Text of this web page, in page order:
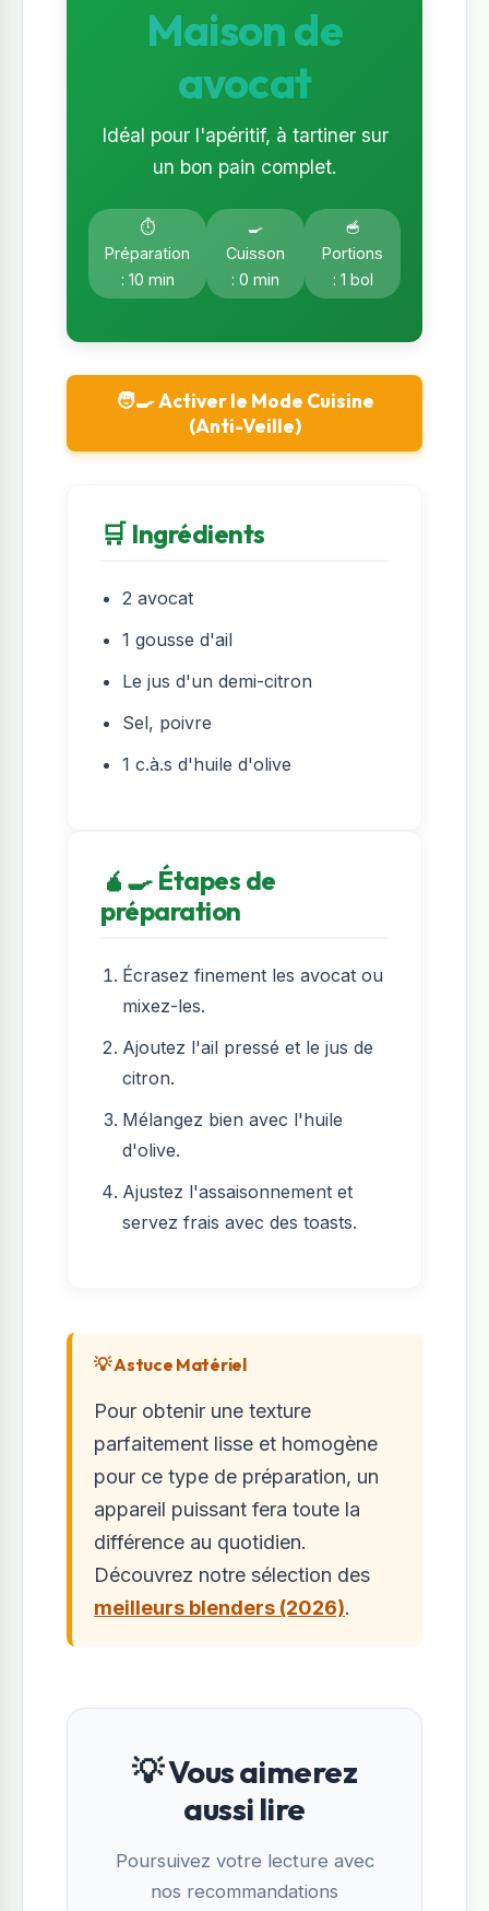
Maison de
avocat
Idéal pour l'apéritif, à tartiner sur
un bon pain complet.
⏱️
Préparation
: 10 min
🍳
Cuisson
: 0 min
🥣
Portions
: 1 bol
🧑‍🍳 Activer le Mode Cuisine
(Anti-Veille)
🛒 Ingrédients
2 avocat
1 gousse d'ail
Le jus d'un demi-citron
Sel, poivre
1 c.à.s d'huile d'olive
🧉‍🍳 Étapes de
préparation
Écrasez finement les avocat ou
mixez-les.
Ajoutez l'ail pressé et le jus de
citron.
Mélangez bien avec l'huile
d'olive.
Ajustez l'assaisonnement et
servez frais avec des toasts.
💡 Astuce Matériel
Pour obtenir une texture
parfaitement lisse et homogène
pour ce type de préparation, un
appareil puissant fera toute la
différence au quotidien.
Découvrez notre sélection des
meilleurs blenders (2026).
💡 Vous aimerez
aussi lire
Poursuivez votre lecture avec
nos recommandations